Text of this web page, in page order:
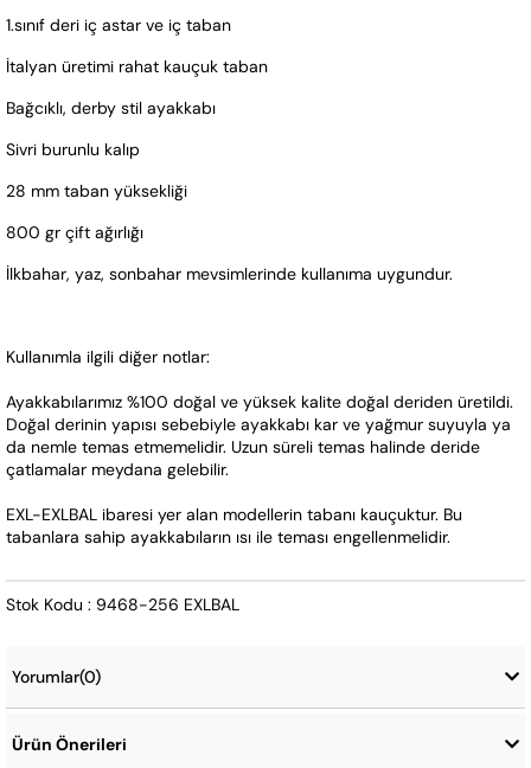
1.sınıf deri iç astar ve iç taban
İtalyan üretimi rahat kauçuk taban
Bağcıklı, derby stil ayakkabı
Sivri burunlu kalıp
28 mm taban yüksekliği
800 gr çift ağırlığı
İlkbahar, yaz, sonbahar mevsimlerinde kullanıma uygundur.
Kullanımla ilgili diğer notlar:
Ayakkabılarımız %100 doğal ve yüksek kalite doğal deriden üretildi.
Doğal derinin yapısı sebebiyle ayakkabı kar ve yağmur suyuyla ya
da nemle temas etmemelidir. Uzun süreli temas halinde deride
çatlamalar meydana gelebilir.
EXL-EXLBAL ibaresi yer alan modellerin tabanı kauçuktur. Bu
tabanlara sahip ayakkabıların ısı ile teması engellenmelidir.
Stok Kodu : 9468-256 EXLBAL
Yorumlar(0)
Ürün Önerileri